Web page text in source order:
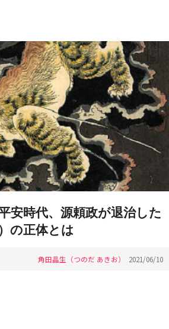
安時代、源頼政が退治した
の正体とは
角田晶生（つのだ あきお） 2021/06/10